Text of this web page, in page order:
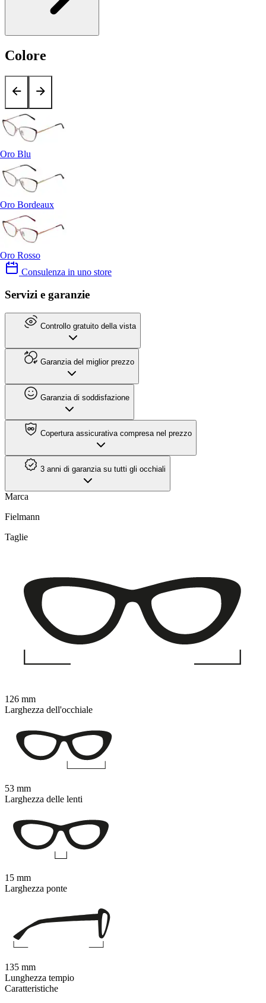
Colore
Oro Blu
Oro Bordeaux
Oro Rosso
Consulenza in uno store
Servizi e garanzie
Controllo gratuito della vista
Garanzia del miglior prezzo
Garanzia di soddisfazione
Copertura assicurativa compresa nel prezzo
3 anni di garanzia su tutti gli occhiali
Marca
Fielmann
Caratteristiche
Taglie
126 mm
Larghezza dell'occhiale
53 mm
Larghezza delle lenti
15 mm
Larghezza ponte
135 mm
Lunghezza tempio